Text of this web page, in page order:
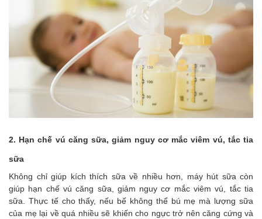
2. Hạn chế vú căng sữa, giảm nguy cơ mắc viêm vú, tắc tia
sữa
Không chỉ giúp kích thích sữa về nhiều hơn, máy hút sữa còn
giúp hạn chế vú căng sữa, giảm nguy cơ mắc viêm vú, tắc tia
sữa. Thực tế cho thấy, nếu bế không thể bú mẹ mà lượng sữa
của mẹ lại về quá nhiều sẽ khiến cho ngực trở nên căng cứng và